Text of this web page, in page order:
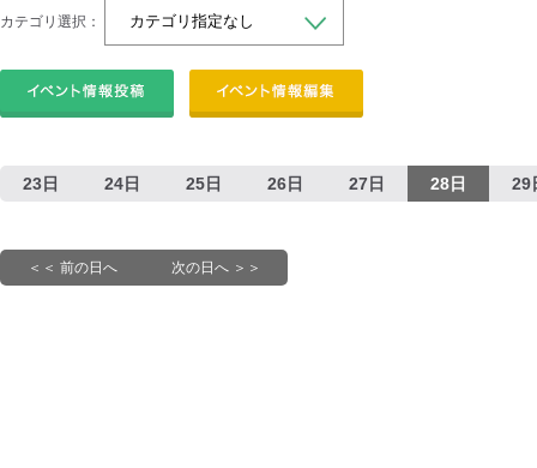
カテゴリ選択：
23日 24日 25日 26日 27日 28日 29
＜＜ 前の日へ 次の日へ ＞＞